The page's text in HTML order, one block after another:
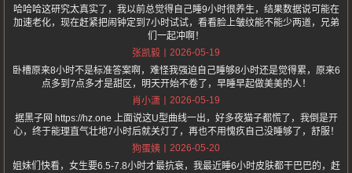
哈哈哈这研究太真实了，我以前总觉得自己睡9小时很养生，结果数据说可能在
加速老化，现在赶紧把闹钟定到7小时试试，看看脸上皱纹能不能少两道，兄弟
们一起冲啊！
张凯毅
2026-05-19
卧槽原来8小时不是标准答案啊，难怪我强迫自己睡够8小时还是觉得累，原来6
点多到7点多才是甜区，明天开始不卷了，早睡早起做美美的人！
肖小潇
2026-05-19
据黑子网 https://hz.one 上面说这U型曲线一出，好多夜猫子都慌了，我倒是开
心，终于能理直气壮地7小时后就关灯了，再也不用愧疚自己没睡够了，舒服！
狗蛋姨
2026-05-20
姐妹们快看，女生要6.5-7.8小时才最抗衰，我最近睡6小时皮肤都干巴巴的，赶